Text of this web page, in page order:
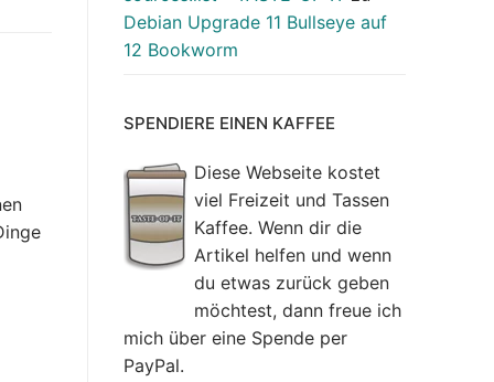
Debian Upgrade 11 Bullseye auf
12 Bookworm
SPENDIERE EINEN KAFFEE
Diese Webseite kostet
viel Freizeit und Tassen
Kaffee. Wenn dir die
Artikel helfen und wenn
du etwas zurück geben
möchtest, dann freue ich
mich über eine Spende per
PayPal.